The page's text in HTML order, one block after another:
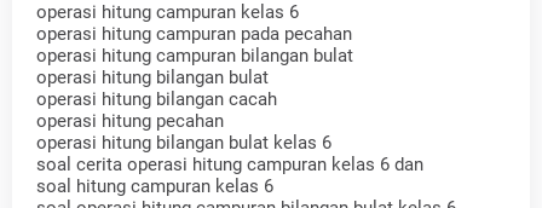
operasi hitung campuran kelas 6
operasi hitung campuran pada pecahan
operasi hitung campuran bilangan bulat
operasi hitung bilangan bulat
operasi hitung bilangan cacah
operasi hitung pecahan
operasi hitung bilangan bulat kelas 6
soal cerita operasi hitung campuran kelas 6 dan
soal hitung campuran kelas 6